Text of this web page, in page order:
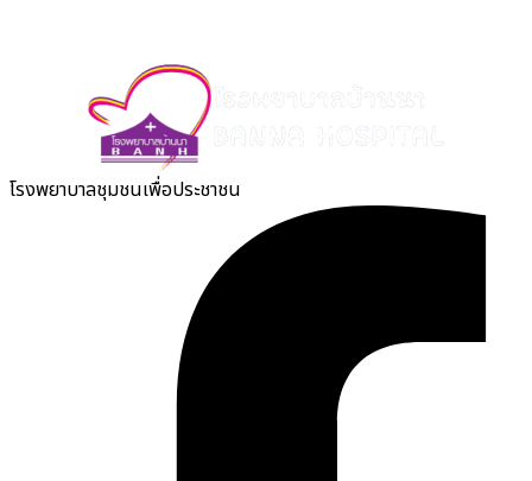
โรงพยาบาลชุมชนเพื่อประชาชน